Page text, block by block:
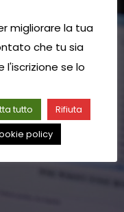
migliorare la tua
che tu sia
l'iscrizione se lo
tutto
Rifiuta
policy